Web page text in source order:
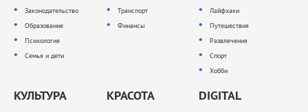
Законодательство
Образование
Психология
Семья и дети
Транспорт
Финансы
Лайфхаки
Путешествия
Развлечения
Спорт
Хобби
КУЛЬТУРА КРАСОТА DIGITAL